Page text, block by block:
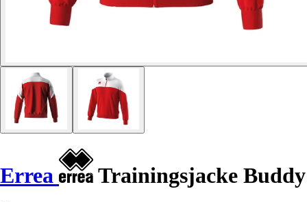
Errea Trainingsjacke Buddy